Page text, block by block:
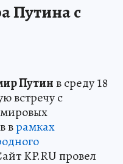
Путина с
Путинв среду 18
встречу с
врамках
KP.RU провел